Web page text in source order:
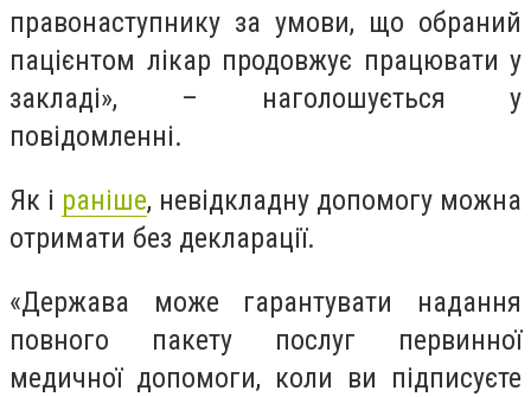
правонаступнику за умови, що обраний
пацієнтом лікар продовжує працювати у
закладі», – наголошується у
повідомленні.
Як і раніше, невідкладну допомогу можна
отримати без декларації.
«Держава може гарантувати надання
повного пакету послуг первинної
медичної допомоги, коли ви підписуєте